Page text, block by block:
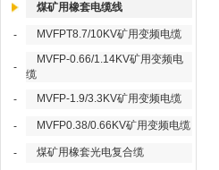
煤矿用橡套电缆线
- MVFPT8.7/10KV矿用变频电缆
-
MVFP-0.66/1.14KV矿用变频电
缆
-
MVFP-1.9/3.3KV矿用变频电缆
- MVFP0.38/0.66KV矿用变频电缆
- 煤矿用橡套光电复合缆